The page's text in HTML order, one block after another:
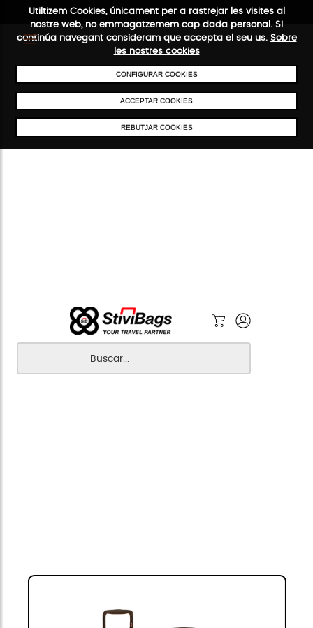
Utiltizem Cookies, únicament per a rastrejar les visites al
nostre web, no emmagatzemem cap dada personal. Si
continúa navegant consideram que accepta el seu us. Sobre
les nostres cookies
CONFIGURAR COOKIES
ACCEPTAR COOKIES
REBUTJAR COOKIES
ENVIAMENTS GRATUÏTS A PARTIR DE 50 €